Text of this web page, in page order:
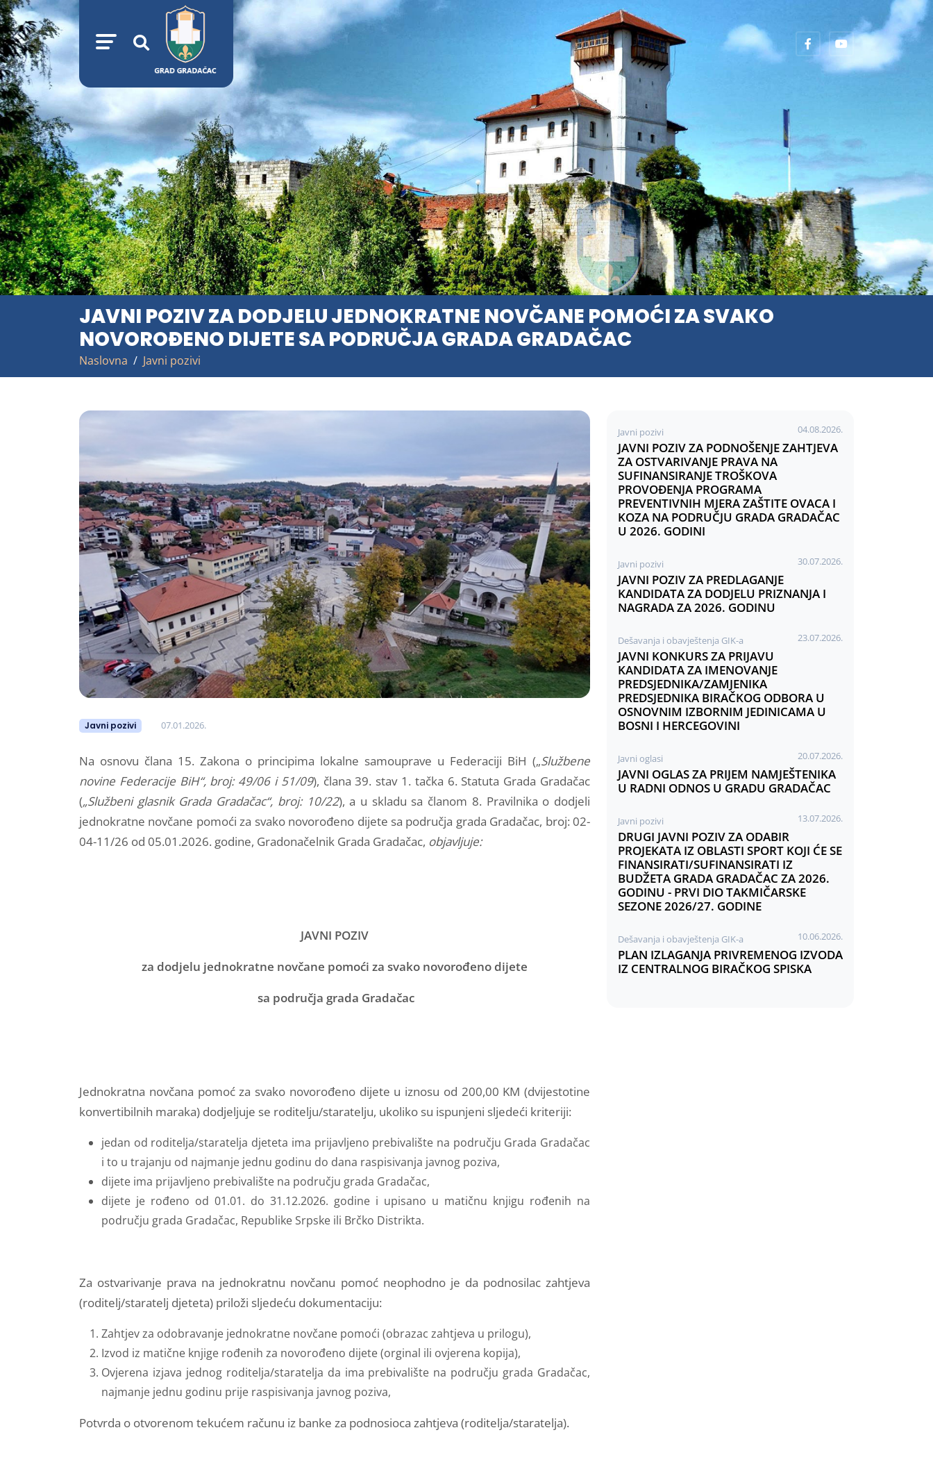
JAVNI POZIV ZA DODJELU JEDNOKRATNE NOVČANE POMOĆI ZA SVAKO
NOVOROĐENO DIJETE SA PODRUČJA GRADA GRADAČAC
Naslovna Javni pozivi
Javni pozivi 07.01.2026.
Na osnovu člana 15. Zakona o principima lokalne samouprave u Federaciji BiH („Službene
novine Federacije BiH“, broj: 49/06 i 51/09), člana 39. stav 1. tačka 6. Statuta Grada Gradačac
(„Službeni glasnik Grada Gradačac“, broj: 10/22), a u skladu sa članom 8. Pravilnika o dodjeli
jednokratne novčane pomoći za svako novorođeno dijete sa područja grada Gradačac, broj: 02-
04-11/26 od 05.01.2026. godine, Gradonačelnik Grada Gradačac, objavljuje:
JAVNI POZIV
za dodjelu jednokratne novčane pomoći za svako novorođeno dijete
sa područja grada Gradačac
Jednokratna novčana pomoć za svako novorođeno dijete u iznosu od 200,00 KM (dvijestotine
konvertibilnih maraka) dodjeljuje se roditelju/staratelju, ukoliko su ispunjeni sljedeći kriteriji:
jedan od roditelja/staratelja djeteta ima prijavljeno prebivalište na području Grada Gradačac
i to u trajanju od najmanje jednu godinu do dana raspisivanja javnog poziva,
dijete ima prijavljeno prebivalište na području grada Gradačac,
dijete je rođeno od 01.01. do 31.12.2026. godine i upisano u matičnu knjigu rođenih na
području grada Gradačac, Republike Srpske ili Brčko Distrikta.
Za ostvarivanje prava na jednokratnu novčanu pomoć neophodno je da podnosilac zahtjeva
(roditelj/staratelj djeteta) priloži sljedeću dokumentaciju:
Zahtjev za odobravanje jednokratne novčane pomoći (obrazac zahtjeva u prilogu),
Izvod iz matične knjige rođenih za novorođeno dijete (orginal ili ovjerena kopija),
Ovjerena izjava jednog roditelja/staratelja da ima prebivalište na području grada Gradačac,
najmanje jednu godinu prije raspisivanja javnog poziva,
Potvrda o otvorenom tekućem računu iz banke za podnosioca zahtjeva (roditelja/staratelja).
Javni pozivi 04.08.2026.
JAVNI POZIV ZA PODNOŠENJE ZAHTJEVA
ZA OSTVARIVANJE PRAVA NA
SUFINANSIRANJE TROŠKOVA
PROVOĐENJA PROGRAMA
PREVENTIVNIH MJERA ZAŠTITE OVACA I
KOZA NA PODRUČJU GRADA GRADAČAC
U 2026. GODINI
Javni pozivi 30.07.2026.
JAVNI POZIV ZA PREDLAGANJE
KANDIDATA ZA DODJELU PRIZNANJA I
NAGRADA ZA 2026. GODINU
Dešavanja i obavještenja GIK-a 23.07.2026.
JAVNI KONKURS ZA PRIJAVU
KANDIDATA ZA IMENOVANJE
PREDSJEDNIKA/ZAMJENIKA
PREDSJEDNIKA BIRAČKOG ODBORA U
OSNOVNIM IZBORNIM JEDINICAMA U
BOSNI I HERCEGOVINI
Javni oglasi 20.07.2026.
JAVNI OGLAS ZA PRIJEM NAMJEŠTENIKA
U RADNI ODNOS U GRADU GRADAČAC
Javni pozivi 13.07.2026.
DRUGI JAVNI POZIV ZA ODABIR
PROJEKATA IZ OBLASTI SPORT KOJI ĆE SE
FINANSIRATI/SUFINANSIRATI IZ
BUDŽETA GRADA GRADAČAC ZA 2026.
GODINU - PRVI DIO TAKMIČARSKE
SEZONE 2026/27. GODINE
Dešavanja i obavještenja GIK-a 10.06.2026.
PLAN IZLAGANJA PRIVREMENOG IZVODA
IZ CENTRALNOG BIRAČKOG SPISKA